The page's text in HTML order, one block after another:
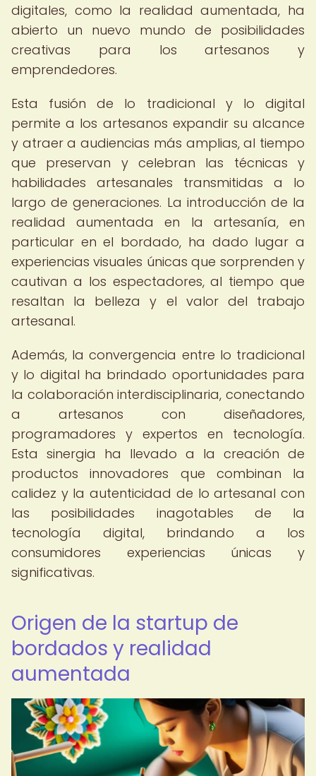
digitales, como la realidad aumentada, ha
abierto un nuevo mundo de posibilidades
creativas para los artesanos y
emprendedores.
Esta fusión de lo tradicional y lo digital
permite a los artesanos expandir su alcance
y atraer a audiencias más amplias, al tiempo
que preservan y celebran las técnicas y
habilidades artesanales transmitidas a lo
largo de generaciones. La introducción de la
realidad aumentada en la artesanía, en
particular en el bordado, ha dado lugar a
experiencias visuales únicas que sorprenden y
cautivan a los espectadores, al tiempo que
resaltan la belleza y el valor del trabajo
artesanal.
Además, la convergencia entre lo tradicional
y lo digital ha brindado oportunidades para
la colaboración interdisciplinaria, conectando
a artesanos con diseñadores,
programadores y expertos en tecnología.
Esta sinergia ha llevado a la creación de
productos innovadores que combinan la
calidez y la autenticidad de lo artesanal con
las posibilidades inagotables de la
tecnología digital, brindando a los
consumidores experiencias únicas y
significativas.
Origen de la startup de
bordados y realidad
aumentada